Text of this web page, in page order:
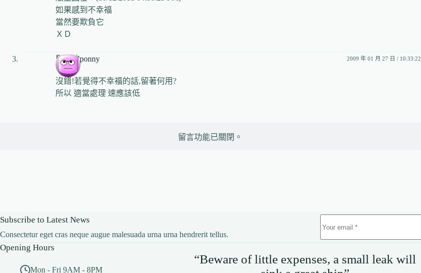
如果感到不幸福
當然要欺負它
ＸＤ
思考的ponny 2009 年 01 月 27 日 / 10:33:22
沒錯!若覺得不幸福的話,留著何用?
所以 適當處理 速應該低
留言功能已關閉。
Subscribe to Latest News
Consectetur eget cras neque augue malesuada urna urna hendrerit tellus.
Opening Hours
Mon - Fri 9AM - 8PM
“Beware of little expenses, a small leak will